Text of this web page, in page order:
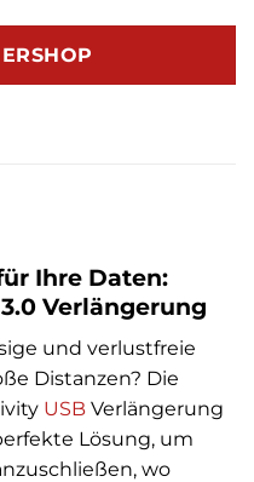
Ihre Daten:
Verlängerung
und verlustfreie
Distanzen? Die
USB Verlängerung
Lösung, um
wo